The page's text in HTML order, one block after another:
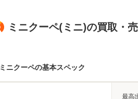
ミニクーペ(ミニ)の買取・
ミニクーペの基本スペック
最高